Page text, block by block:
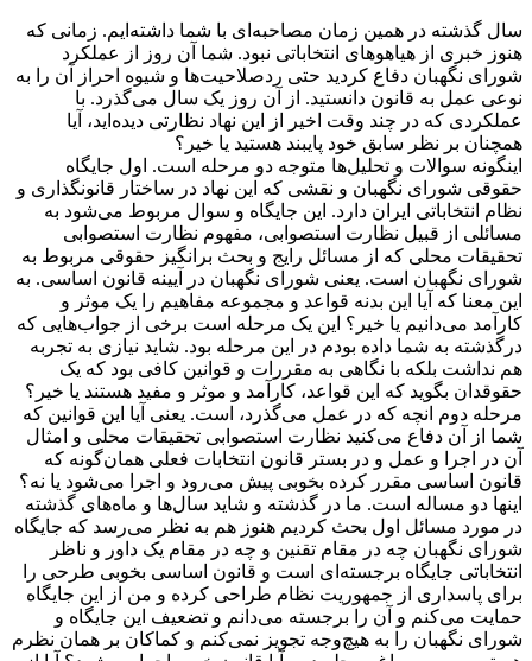
سال گذشته در همین زمان مصاحبه‌ای با شما داشته‌ایم. زمانی که
هنوز خبری از هیاهوهای انتخاباتی نبود. شما آن روز از عملکرد
شورای نگهبان دفاع کردید حتی ردصلاحیت‌ها و شیوه احراز آن را به
نوعی عمل به قانون دانستید. از آن روز یک سال می‌گذرد. با
عملکردی که در چند وقت اخیر از این نهاد نظارتی دیده‌اید، آیا
همچنان بر نظر سابق خود پایبند هستید یا خیر؟
اینگونه سوالات و تحلیل‌ها متوجه دو مرحله است. اول جایگاه
حقوقی شورای نگهبان و نقشی که این نهاد در ساختار قانونگذاری و
نظام انتخاباتی ایران دارد. این جایگاه و سوال مربوط می‌شود به
مسائلی از قبیل نظارت استصوابی، مفهوم نظارت استصوابی
تحقیقات محلی که از مسائل رایج و بحث برانگیز حقوقی مربوط به
شورای نگهبان است. یعنی شورای نگهبان در آیینه قانون اساسی. به
این معنا که آیا این بدنه قواعد و مجموعه مفاهیم را یک موثر و
کارآمد می‌دانیم یا خیر؟ این یک مرحله است برخی از جواب‌هایی که
درگذشته به شما داده بودم در این مرحله بود. شاید نیازی به تجربه
هم نداشت بلکه با نگاهی به مقررات و قوانین کافی بود که یک
حقوقدان بگوید که این قواعد، کارآمد و موثر و مفید هستند یا خیر؟
مرحله دوم انچه که در عمل می‌گذرد، است. یعنی آیا این قوانین که
شما از آن دفاع می‌کنید نظارت استصوابی تحقیقات محلی و امثال
آن در اجرا و عمل و در بستر قانون انتخابات فعلی همان‌گونه که
قانون اساسی مقرر کرده بخوبی پیش می‌رود و اجرا می‌شود یا نه؟
اینها دو مساله است. ما در گذشته و شاید سال‌ها و ماه‌های گذشته
در مورد مسائل اول بحث کردیم هنوز هم به نظر می‌رسد که جایگاه
شورای نگهبان چه در مقام تقنین و چه در مقام یک داور و ناظر
انتخاباتی جایگاه برجسته‌ای است و قانون اساسی بخوبی طرحی را
برای پاسداری از جمهوریت نظام طراحی کرده و من از این جایگاه
حمایت می‌کنم و آن را برجسته می‌دانم و تضعیف این جایگاه و
شورای نگهبان را به هیچ‌وجه تجویز نمی‌کنم و کماکان بر همان نظرم